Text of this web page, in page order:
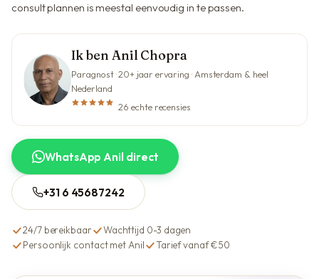
consult plannen is meestal eenvoudig in te passen.
Ik ben Anil Chopra
Paragnost · 20+ jaar ervaring · Amsterdam & heel
Nederland
26 echte recensies
WhatsApp Anil direct
+31 6 45687242
24/7 bereikbaar
Wachttijd 0-3 dagen
Persoonlijk contact met Anil
Tarief vanaf €50